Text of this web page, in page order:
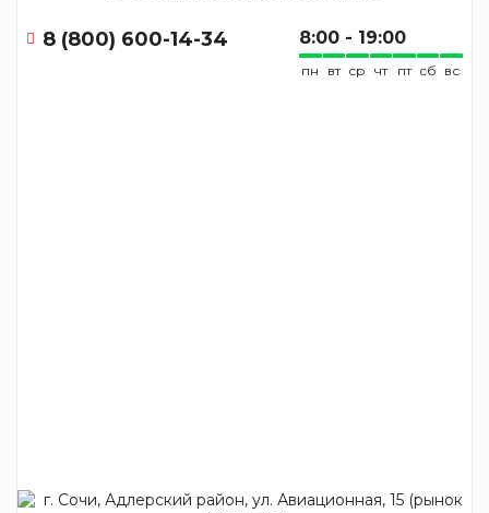
8 (800) 600-14-34 8:00 - 19:00
пн вт ср чт пт сб вс